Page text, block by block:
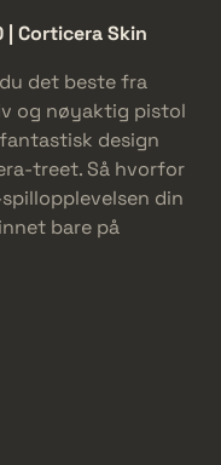
Corticera Skin
det beste fra
og nøyaktig pistol
design
treet. Så hvorfor
din
bare på